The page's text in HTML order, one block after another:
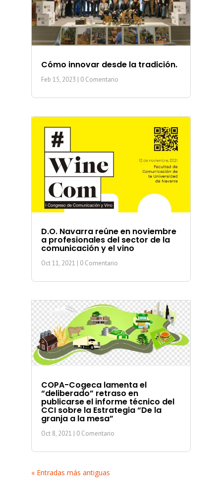
Cómo innovar desde la tradición.
Feb 15, 2023 | 0 Comentario
D.O. Navarra reúne en noviembre
a profesionales del sector de la
comunicación y el vino
Oct 11, 2021 | 0 Comentario
COPA-Cogeca lamenta el
“deliberado” retraso en
publicarse el informe técnico del
CCI sobre la Estrategia “De la
granja a la mesa”
Oct 8, 2021 | 0 Comentario
« Entradas más antiguas